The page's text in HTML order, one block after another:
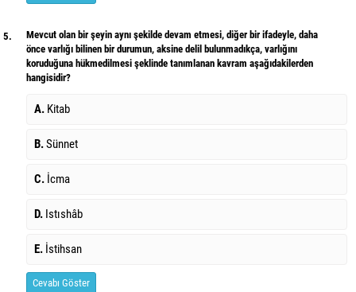
5.
Mevcut olan bir şeyin aynı şekilde devam etmesi, diğer bir ifadeyle, daha
önce varlığı bilinen bir durumun, aksine delil bulunmadıkça, varlığını
koruduğuna hükmedilmesi şeklinde tanımlanan kavram aşağıdakilerden
hangisidir?
A. Kitab
B.Sünnet
C. İcma
D. Istıshâb
E. İstihsan
Cevabı Göster